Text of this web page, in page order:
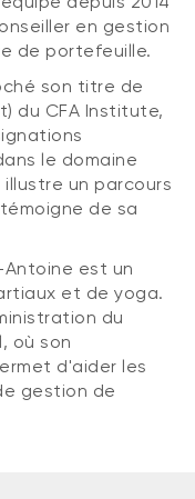
en gestion
de portefeuille.
son titre de
du CFA Institute,
le domaine
un parcours
de sa
est un
et de yoga.
du
où son
d'aider les
gestion de